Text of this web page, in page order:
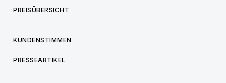
PREISÜBERSICHT
KUNDENSTIMMEN
PRESSEARTIKEL